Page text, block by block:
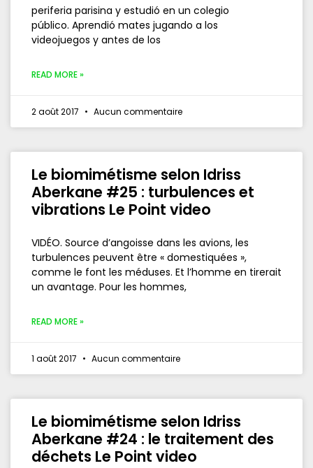
periferia parisina y estudió en un colegio
público. Aprendió mates jugando a los
videojuegos y antes de los
READ MORE »
2 août 2017 Aucun commentaire
Le biomimétisme selon Idriss
Aberkane #25 : turbulences et
vibrations Le Point video
VIDÉO. Source d’angoisse dans les avions, les
turbulences peuvent être « domestiquées »,
comme le font les méduses. Et l’homme en tirerait
un avantage. Pour les hommes,
READ MORE »
1 août 2017 Aucun commentaire
Le biomimétisme selon Idriss
Aberkane #24 : le traitement des
déchets Le Point video